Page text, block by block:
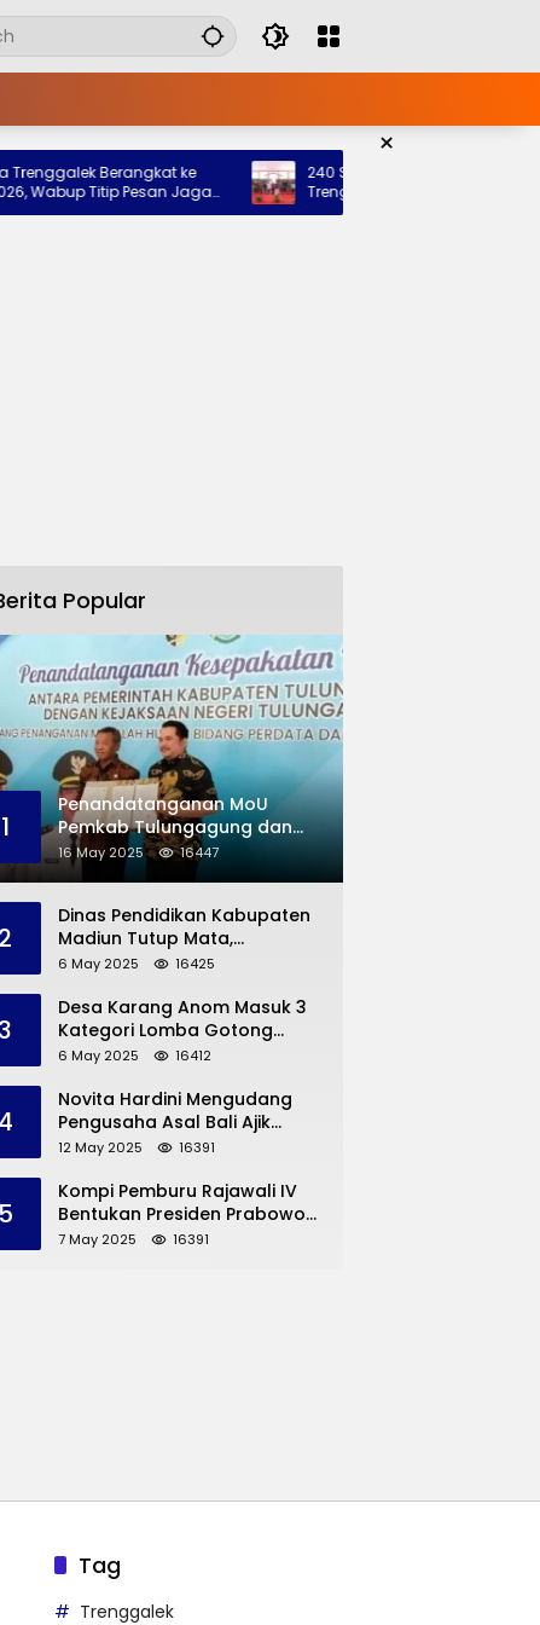
×
Berangkat ke
Titip Pesan Jaga
240 Siswa Siap Tempati Sekolah
Trenggalek, Pemkab: Bukti Nyata
Hadir untuk Anak Kurang Mampu
Popular
1
Penandatanganan MoU
Pemkab Tulungagung dan
Kejaksaan Negeri
16 May 2025 16447
2
Dinas Pendidikan Kabupaten
Madiun Tutup Mata,
Bangunan SD Roboh Kades
Dana Pribadi
6 May 2025 16425
3
Desa Karang Anom Masuk 3
Kategori Lomba Gotong
Royong Provinsi Jatim, Ini
Trenggalek
6 May 2025 16412
4
Novita Hardini Mengudang
Pengusaha Asal Bali Ajik
Krisna, Berbagi Ilmu
dan UMKM Trenggalek
12 May 2025 16391
5
Kompi Pemburu Rajawali IV
Bentukan Presiden Prabowo
Reuni
7 May 2025 16391
Tag
Trenggalek